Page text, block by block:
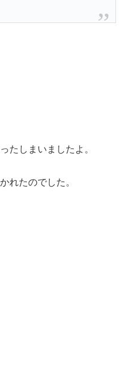
たしまいましたよ。
れたのでした。